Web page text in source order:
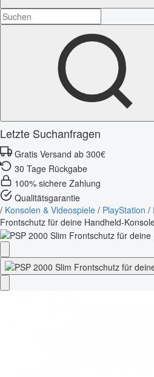
Letzte Suchanfragen
Gratis Versand ab 300€
30 Tage Rückgabe
100% sichere Zahlung
Qualitätsgarantie
/ Konsolen & Videospiele / PlayStation /
Frontschutz für deine Handheld-